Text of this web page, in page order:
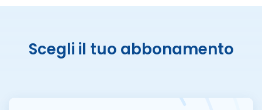
Scegli il tuo abbonamento